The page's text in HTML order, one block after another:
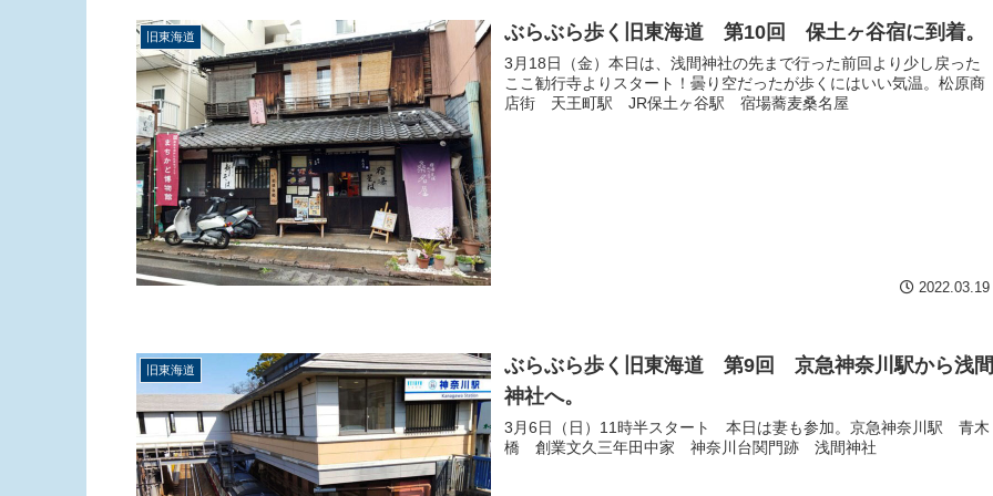
旧東海道 ぶらぶら歩く旧東海道 第10回 保土ヶ谷宿に到着。
3月18日（金）本日は、浅間神社の先まで行った前回より少し戻った
ここ勧行寺よりスタート！曇り空だったが歩くにはいい気温。松原商
店街 天王町駅 JR保土ヶ谷駅 宿場蕎麦桑名屋
2022.03.19
旧東海道
ぶらぶら歩く旧東海道 第9回 京急神奈川駅から浅
神社へ。
3月6日（日）11時半スタート 本日は妻も参加。京急神奈川駅 青木
橋 創業文久三年田中家 神奈川台関門跡 浅間神社